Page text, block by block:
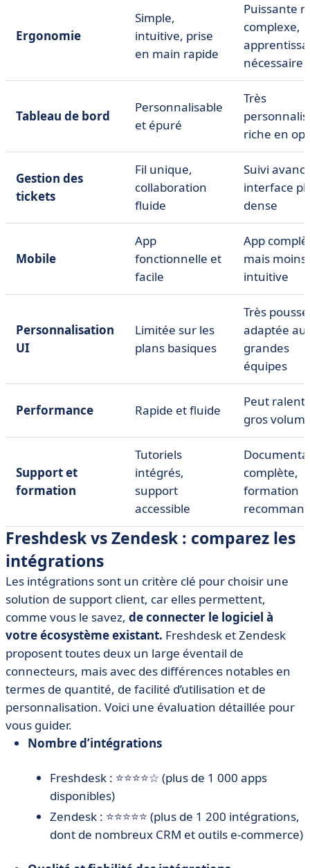
Ergonomie
Simple,
intuitive, prise
en main rapide
Puissante
complexe,
nécessaire
Tableau de bord
Personnalisable
et épuré
Très
riche en
Gestion des
tickets
Fil unique,
collaboration
fluide
Suivi
interface
dense
Mobile
App
fonctionnelle et
facile
App
mais moins
intuitive
Personnalisation
UI
Limitée sur les
plans basiques
Très
adaptée
grandes
équipes
Performance Rapide et fluide
Peut
gros
Support et
formation
Tutoriels
intégrés,
support
accessible
complète,
formation
Freshdesk vs Zendesk : comparez les
intégrations
Les intégrations sont un critère clé pour choisir une
solution de support client, car elles permettent,
comme vous le savez, de connecter le logiciel à
votre écosystème existant. Freshdesk et Zendesk
proposent toutes deux un large éventail de
connecteurs, mais avec des différences notables en
termes de quantité, de facilité d’utilisation et de
personnalisation. Voici une évaluation détaillée pour
vous guider.
Nombre d’intégrations
Freshdesk : ⭐⭐⭐⭐☆ (plus de 1 000 apps
disponibles)
Zendesk : ⭐⭐⭐⭐⭐ (plus de 1 200 intégrations,
dont de nombreux CRM et outils e-commerce)